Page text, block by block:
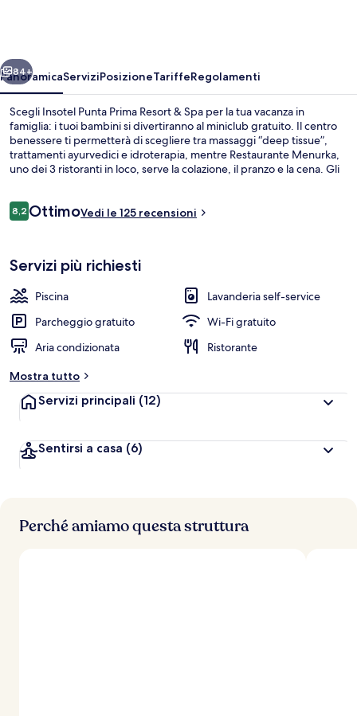
Spa
Avanti
84+
PanoramicaServiziPosizioneTariffeRegolamenti
Scegli Insotel Punta Prima Resort & Spa per la tua vacanza in
famiglia: i tuoi bambini si divertiranno al miniclub gratuito. Il centro
benessere ti permetterà di scegliere tra massaggi “deep tissue”,
trattamenti ayurvedici e idroterapia, mentre Restaurante Menurka,
uno dei 3 ristoranti in loco, serve la colazione, il pranzo e la cena. Gli
comfort con dotazioni come soffione a pioggia e pantofole.
Recensioni
8,28,2 su 10
OttimoVedi le 125 recensioni
Servizi più richiesti
Piscina
Lavanderia self-service
Parcheggio gratuito
Wi-Fi gratuito
Aria condizionata
Ristorante
Mostra tutto
Servizi principali (12)
Sentirsi a casa (6)
Perché amiamo questa struttura